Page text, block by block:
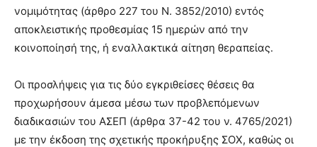
νομιμότητας (άρθρο 227 του Ν. 3852/2010) εντός
αποκλειστικής προθεσμίας 15 ημερών από την
κοινοποίησή της, ή εναλλακτικά αίτηση θεραπείας.
Οι προσλήψεις για τις δύο εγκριθείσες θέσεις θα
προχωρήσουν άμεσα μέσω των προβλεπόμενων
διαδικασιών του ΑΣΕΠ (άρθρα 37-42 του ν. 4765/2021)
με την έκδοση της σχετικής προκήρυξης ΣΟΧ, καθώς οι